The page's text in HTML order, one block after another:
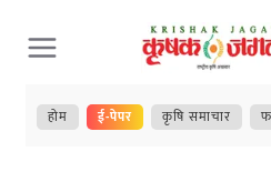
Skip
to
content
होम ई-पेपर कृषि समाचार